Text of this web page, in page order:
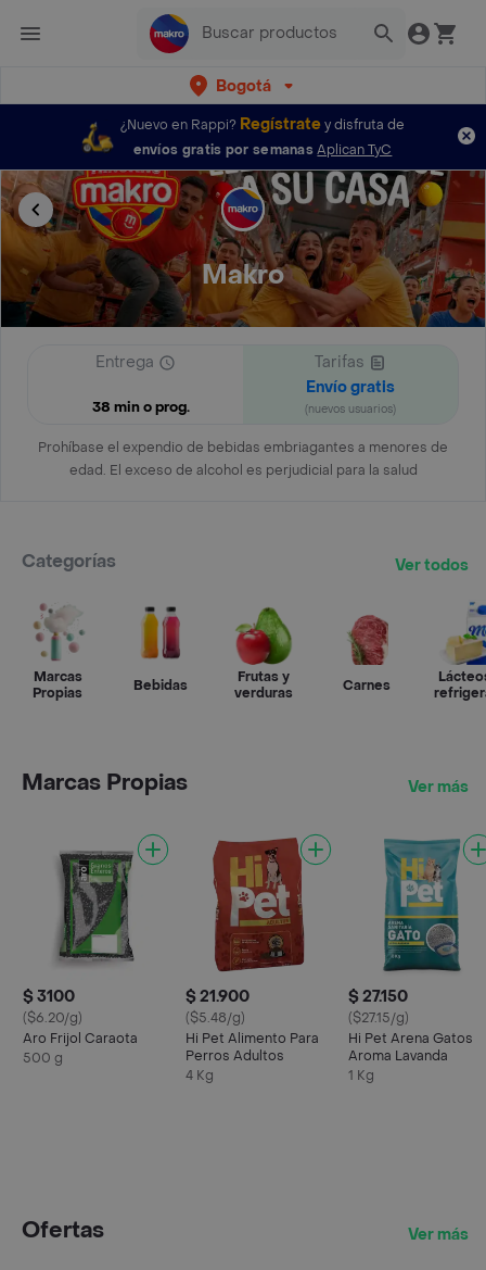
Bogotá
¿Nuevo en Rappi? Regístratey disfruta de
envíos gratis por semanas Aplican TyC
Makro
Entrega
38 min o prog.
Tarifas
Envío gratis
(nuevos usuarios)
Prohíbase el expendio de bebidas embriagantes a menores de
edad. El exceso de alcohol es perjudicial para la salud
Categorías Ver todos
Marcas
Propias
Bebidas
Frutas y
verduras
Carnes
Marcas Propias Ver más
$ 3100
($6.20/g)
Aro Frijol Caraota
500 g
$ 21.900
($5.48/g)
Hi Pet Alimento Para
Perros Adultos
4 Kg
$ 27.150
($27.15/g)
Hi Pet Arena Gatos
Aroma Lavanda
1 Kg
Ofertas Ver más